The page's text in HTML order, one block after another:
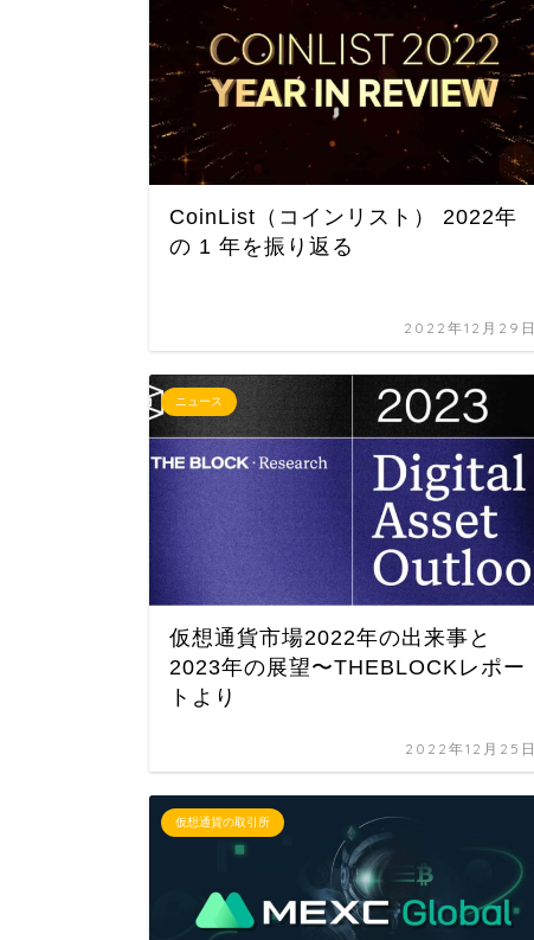
CoinList（コインリスト） 2022年
の 1 年を振り返る
2022年12月29日
ニュース
仮想通貨市場2022年の出来事と
2023年の展望〜THEBLOCKレポー
トより
2022年12月25日
仮想通貨の取引所